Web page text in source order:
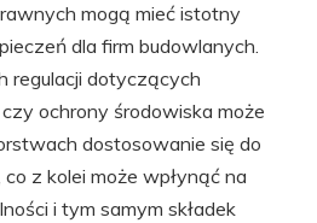
mogą mieć istotny
dla firm budowlanych.
regulacji dotyczących
ochrony środowiska może
dostosowanie się do
z kolei może wpłynąć na
i tym samym składek